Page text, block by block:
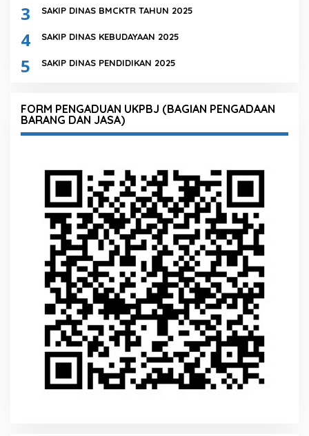
3 SAKIP DINAS BMCKTR TAHUN 2025
4 SAKIP DINAS KEBUDAYAAN 2025
5 SAKIP DINAS PENDIDIKAN 2025
FORM PENGADUAN UKPBJ (BAGIAN PENGADAAN
BARANG DAN JASA)